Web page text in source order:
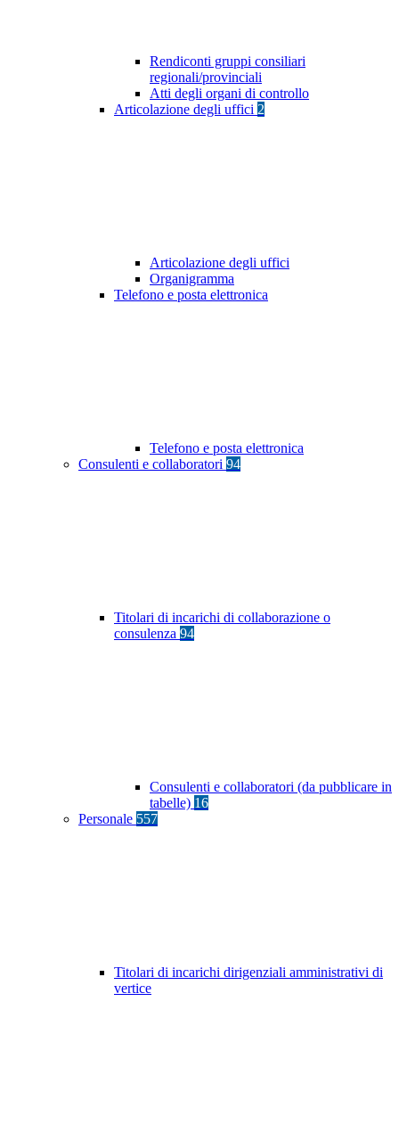
Rendiconti gruppi consiliari
regionali/provinciali
Atti degli organi di controllo
Articolazione degli uffici 2
Articolazione degli uffici
Organigramma
Telefono e posta elettronica
Telefono e posta elettronica
Consulenti e collaboratori 94
Titolari di incarichi di collaborazione o
consulenza 94
Consulenti e collaboratori (da pubblicare in
tabelle) 16
Personale 557
Titolari di incarichi dirigenziali amministrativi di
vertice